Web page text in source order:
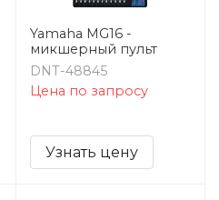
Yamaha MG16 -
микшерный пульт
DNT-48845
Цена по запросу
Узнать цену